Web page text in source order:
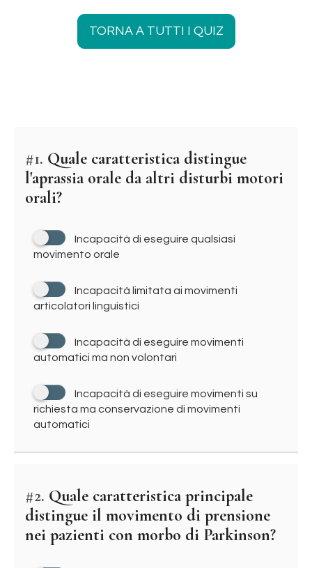
TORNA A TUTTI I QUIZ
#1. Quale caratteristica distingue
l'aprassia orale da altri disturbi motori
orali?
Incapacità di eseguire qualsiasi
movimento orale
Incapacità limitata ai movimenti
articolatori linguistici
Incapacità di eseguire movimenti
automatici ma non volontari
Incapacità di eseguire movimenti su
richiesta ma conservazione di movimenti
automatici
#2. Quale caratteristica principale
distingue il movimento di prensione
nei pazienti con morbo di Parkinson?